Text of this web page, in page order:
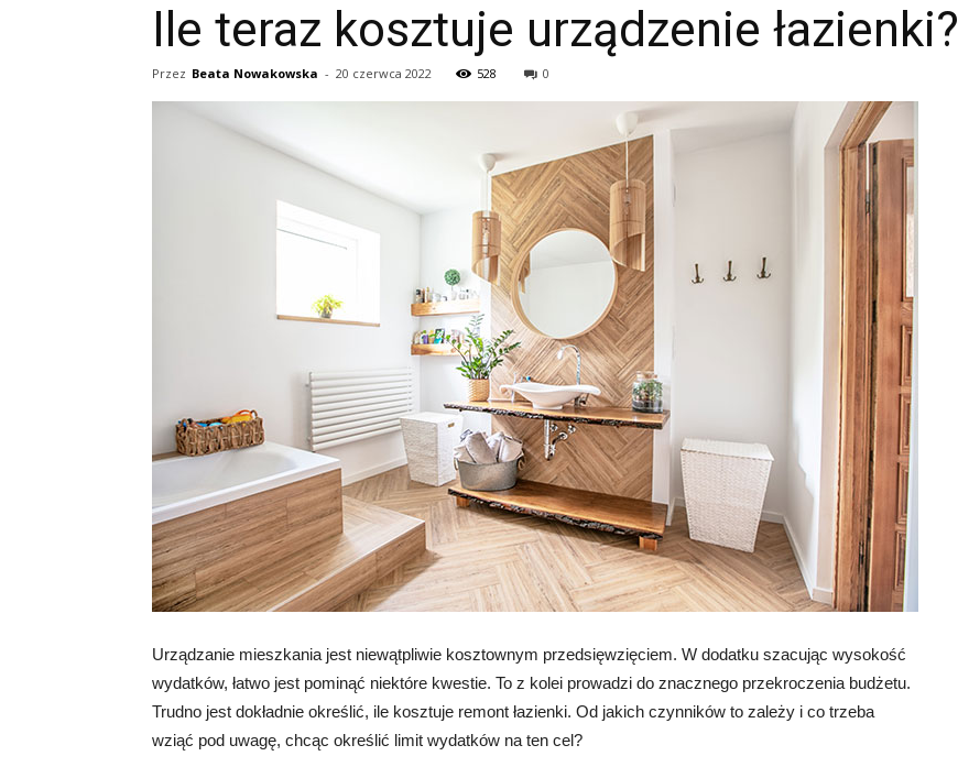
Ile teraz kosztuje urządzenie łazienki?
Przez Beata Nowakowska - 20 czerwca 2022 528 0
Urządzanie mieszkania jest niewątpliwie kosztownym przedsięwzięciem. W dodatku szacując wysokość
wydatków, łatwo jest pominąć niektóre kwestie. To z kolei prowadzi do znacznego przekroczenia budżetu.
Trudno jest dokładnie określić, ile kosztuje remont łazienki. Od jakich czynników to zależy i co trzeba
wziąć pod uwagę, chcąc określić limit wydatków na ten cel?